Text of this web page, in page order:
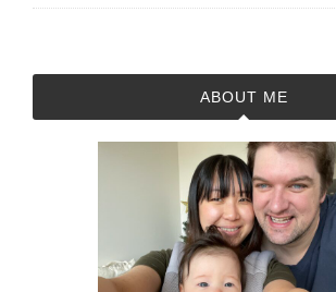
ABOUT ME